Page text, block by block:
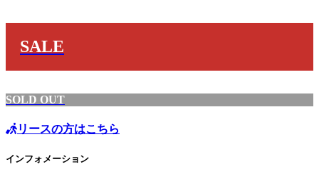
SALE
SOLD OUT
リースの方はこちら
インフォメーション